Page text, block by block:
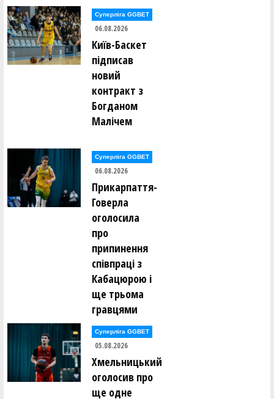
Суперліга GGBET
06.08.2026
Київ-Баскет
підписав
новий
контракт з
Богданом
Малічем
Суперліга GGBET
06.08.2026
Прикарпаття-
Говерла
оголосила
про
припинення
співпраці з
Кабацюрою і
ще трьома
гравцями
Суперліга GGBET
05.08.2026
Хмельницький
оголосив про
ще одне